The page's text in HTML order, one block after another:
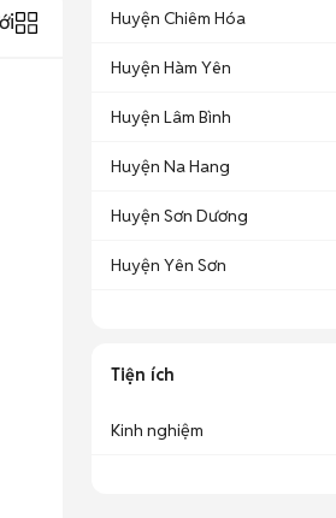
Huyện Chiêm Hóa
Huyện Hàm Yên
Huyện Lâm Bình
Huyện Na Hang
Huyện Sơn Dương
Huyện Yên Sơn
Tiện ích
Kinh nghiệm